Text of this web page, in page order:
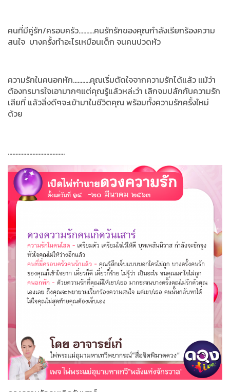
คนที่มีคู่รัก/ครอบครัว..........คนรักรักของคุณกำลังเรียกร้องความ
สนใจ บางครั้งทำอะไรเหมือนเด็ก จนคนปวดหัว
ความรักในคนอกหัก...........คุณเริ่มตัดใจจากความรักได้แล้ว แม้ว่า
ต้องทรมารใจเอามากๆแต่คุณรู้แล้วหล่ะว่า เลิกจมปลักกับความรัก
เสียที่ แล้วสิ่งดีๆจะเข้ามาในชีวิตคุณ พร้อมทั้งความรักครั้งใหม่
ด้วย
.....................................